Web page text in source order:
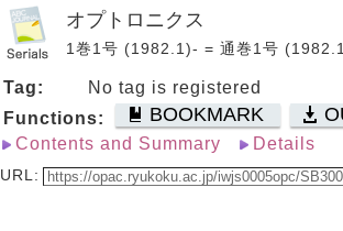
オプトロニクス
1巻1号 (1982.1)- = 通巻1号
Tag:
No tag is registered
Functions:
BOOKMARK
Contents and Summary Details
URL: